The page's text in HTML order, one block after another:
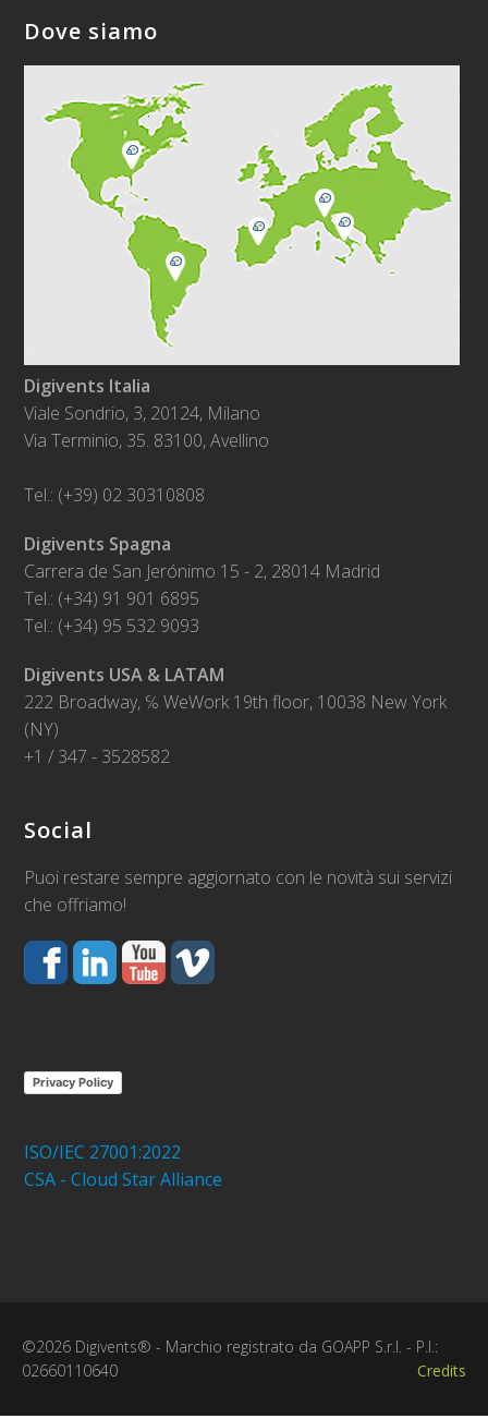
Dove siamo
Digivents Italia
Viale Sondrio, 3, 20124, Milano
Via Terminio, 35. 83100, Avellino
Tel.: (+39) 02 30310808
Digivents Spagna
Carrera de San Jerónimo 15 - 2, 28014 Madrid
Tel.: (+34) 91 901 6895
Tel.: (+34) 95 532 9093
Digivents USA & LATAM
222 Broadway, ℅ WeWork 19th floor, 10038 New York
(NY)
+1 / 347 - 3528582
Social
Puoi restare sempre aggiornato con le novità sui servizi
che offriamo!
Privacy Policy
ISO/IEC 27001:2022
CSA - Cloud Star Alliance
©2026 Digivents® - Marchio registrato da GOAPP S.r.l. - P.I.:
02660110640
Credits